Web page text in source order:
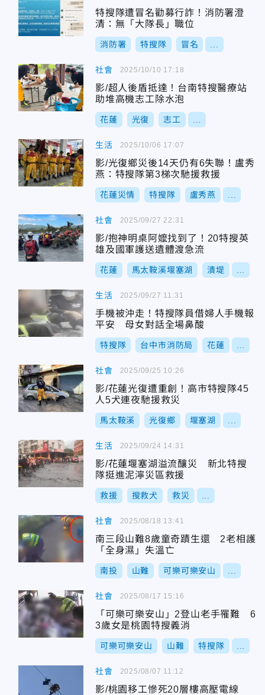
特搜隊遭冒名勸募行詐！消防署澄
清：無「大隊長」職位
消防署 特搜隊 冒名
社會
影/超人後盾抵達！台南特搜醫療站
助堆高機志工除水泡
花蓮 光復 志工
2025/10/10 17:18
生活
影/光復鄉災後14天仍有6失聯！盧秀
燕：特搜隊第3梯次馳援救援
花蓮災情 特搜隊 盧秀燕
2025/10/06 17:07
社會
影/抱神明桌阿嬤找到了！20特搜英
雄及國軍護送遺體渡急流
花蓮 馬太鞍溪堰塞湖 潰堤
2025/09/27 22:31
生活
手機被沖走！特搜隊員借婦人手機報
平安 母女對話全場鼻酸
特搜隊 台中市消防局 花蓮
2025/09/27 11:31
社會
影/花蓮光復遭重創！高市特搜隊45
人5犬連夜馳援救災
馬太鞍溪 光復鄉 堰塞湖
2025/09/25 10:26
生活
影/花蓮堰塞湖溢流釀災 新北特搜
隊挺進泥濘災區救援
救援 搜救犬 救災
2025/09/24 14:31
社會
南三段山難8歲童奇蹟生還 2老相護
「全身濕」失溫亡
南投 山難 可樂可樂安山
2025/08/18 13:41
社會
「可樂可樂安山」2登山老手罹難 6
3歲女是桃園特搜義消
可樂可樂安山 山難 特搜隊
2025/08/17 15:16
社會
影/桃園移工慘死20層樓高壓電線
2025/08/07 11:12